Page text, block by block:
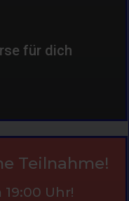
für dich
Teilnahme!
Uhr!